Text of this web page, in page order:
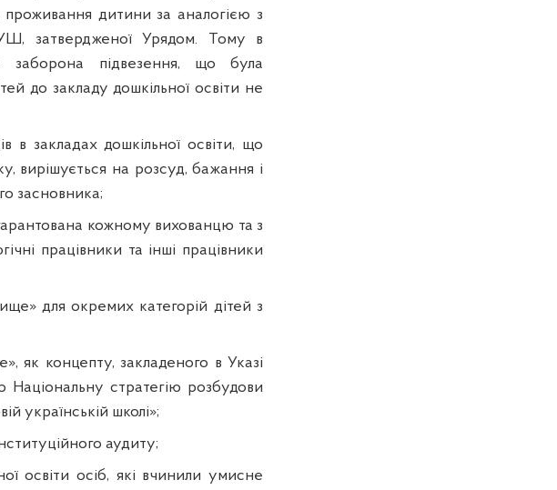
дитини за аналогією з
затвердженої Урядом. Тому в
заборона підвезення, що була
до закладу дошкільної освіти не
в закладах дошкільної освіти, що
вирішується на розсуд, бажання і
засновника;
кожному вихованцю та з
працівники та інші працівники
для окремих категорій дітей з
як концепту, закладеного в Указі
стратегію розбудови
українській школі»;
аудиту;
освіти осіб, які вчинили умисне